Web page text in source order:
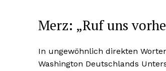
Merz: „Ruf uns
In ungewöhnlich direkten
Washington Deutschlands